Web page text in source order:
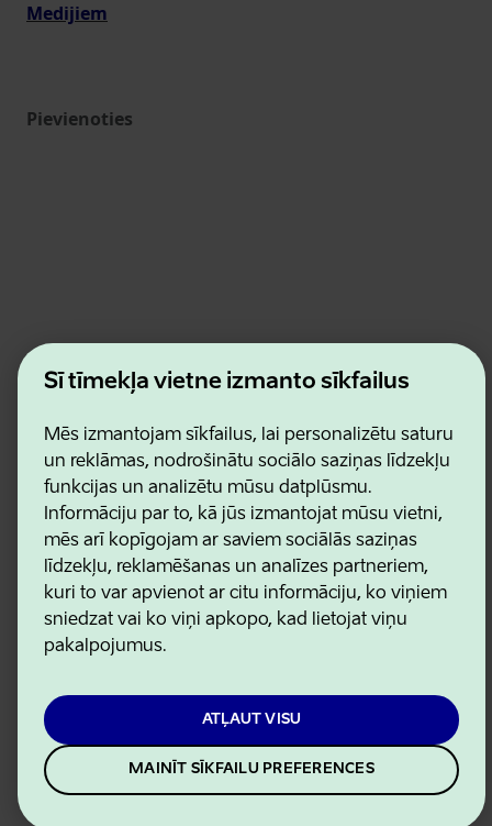
Šī tīmekļa vietne izmanto sīkfailus
Mēs izmantojam sīkfailus, lai personalizētu saturu
un reklāmas, nodrošinātu sociālo saziņas līdzekļu
funkcijas un analizētu mūsu datplūsmu.
Informāciju par to, kā jūs izmantojat mūsu vietni,
mēs arī kopīgojam ar saviem sociālās saziņas
līdzekļu, reklamēšanas un analīzes partneriem,
kuri to var apvienot ar citu informāciju, ko viņiem
sniedzat vai ko viņi apkopo, kad lietojat viņu
pakalpojumus.
ATĻAUT VISU
MAINĪT SĪKFAILU PREFERENCES
Medijiem
Pievienoties
Estonian Business and Innovation Agency
Kontakti
Lietošanas noteikumi
Sīkdatņu un konfidencialitātes politika